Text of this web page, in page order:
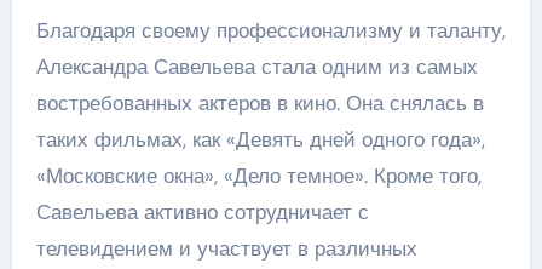
Благодаря своему профессионализму и таланту,
Александра Савельева стала одним из самых
востребованных актеров в кино. Она снялась в
таких фильмах, как «Девять дней одного года»,
«Московские окна», «Дело темное». Кроме того,
Савельева активно сотрудничает с
телевидением и участвует в различных